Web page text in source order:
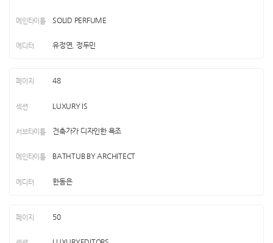
SOLID PERFUME
유정연, 정두민
48
LUXURY IS
건축가가 디자인한 욕조
BATHTUB BY ARCHITECT
한동은
50